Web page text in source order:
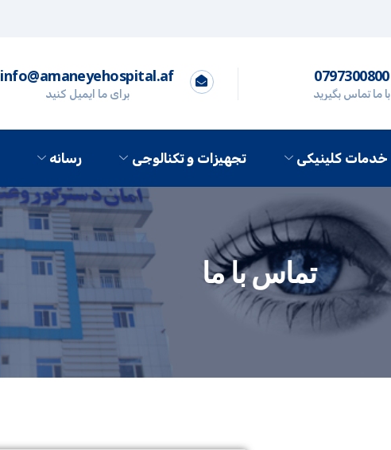
0797300800
با ما تماس بگیرید
info@amaneyehospital.af
برای ما ایمیل کنید
خدمات کلینیکی تجهیزات و تکنالوجی رسانه
تماس با ما